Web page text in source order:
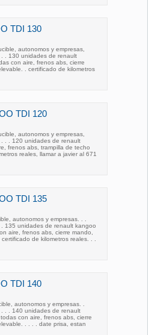
TDI 130
autonomos y empresas,
. 130 unidades de renault
con aire, frenos abs, cierre
. certificado de kilometros
TDI 120
autonomos y empresas,
. . 120 unidades de renault
frenos abs, trampilla de techo
reales, llamar a javier al 671
TDI 135
autonomos y empresas. . .
135 unidades de renault kangoo
aire, frenos abs, cierre mando,
de kilometros reales. . .
TDI 140
autonomos y empresas. .
. . 140 unidades de renault
con aire, frenos abs, cierre
. . . . date prisa, estan